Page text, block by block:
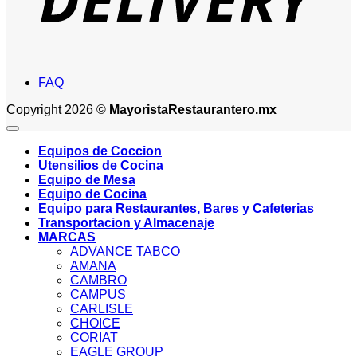
FAQ
Copyright 2026 © MayoristaRestaurantero.mx
Equipos de Coccion
Utensilios de Cocina
Equipo de Mesa
Equipo de Cocina
Equipo para Restaurantes, Bares y Cafeterias
Transportacion y Almacenaje
MARCAS
ADVANCE TABCO
AMANA
CAMBRO
CAMPUS
CARLISLE
CHOICE
CORIAT
EAGLE GROUP